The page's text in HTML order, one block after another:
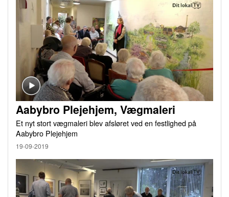
Aabybro Plejehjem, Vægmaleri
Et nyt stort vægmaleri blev afsløret ved en festlighed på
Aabybro Plejehjem
19-09-2019